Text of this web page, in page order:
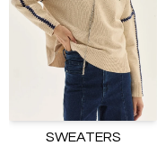
SWEATERS